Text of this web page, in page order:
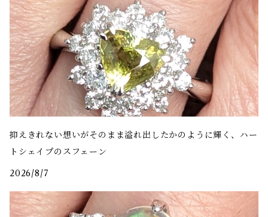
抑えきれない想いがそのまま溢れ出したかのように輝く、ハー
トシェイプのスフェーン
2026/8/7